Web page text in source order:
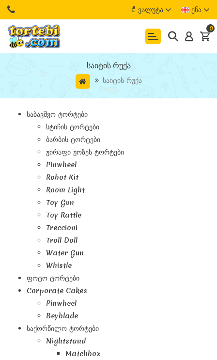
₾ Ვალუტა Ენა
0
Საიტის Რუქა
Საიტის Რუქა
Საბავშვო Ტორტები
Სტიჩის Ტორტები
Ბარბის Ტორტები
Ჟირაფი Ჟოზეს Ტორტები
Pinwheel
Robot Kit
Room Light
Toy Gun
Toy Rattle
Treccioni
Troll Doll
Water Gun
Whistle
Ფოტო Ტორტები
Corporate Cakes
Pinwheel
Beyblade
Საქორწილო Ტორტები
Nightstand
Matchbox